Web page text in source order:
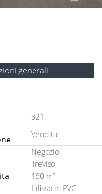
generali
321
Vendita
Negozio
Treviso
180 m²
Infisso in PVC